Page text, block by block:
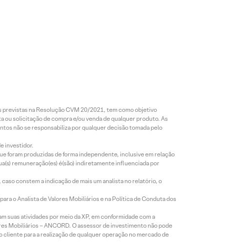
previstas na Resolução CVM 20/2021, tem como objetivo
solicitação de compra e/ou venda de qualquer produto. As
não se responsabiliza por qualquer decisão tomada pelo
investidor.
foram produzidas de forma independente, inclusive em relação
remuneração(es) é(são) indiretamente influenciada por
constem a indicação de mais um analista no relatório, o
o Analista de Valores Mobiliários e na Política de Conduta dos
atividades por meio da XP, em conformidade com a
Mobiliários – ANCORD. O assessor de investimento não pode
para a realização de qualquer operação no mercado de